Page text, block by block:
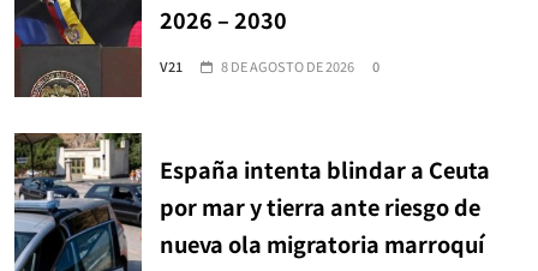
2026 – 2030
V21 8 DE AGOSTO DE 2026 0
España intenta blindar a Ceuta
por mar y tierra ante riesgo de
nueva ola migratoria marroquí